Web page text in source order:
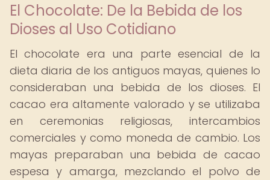
El Chocolate: De la Bebida de los
Dioses al Uso Cotidiano
El chocolate era una parte esencial de la
dieta diaria de los antiguos mayas, quienes lo
consideraban una bebida de los dioses. El
cacao era altamente valorado y se utilizaba
en ceremonias religiosas, intercambios
comerciales y como moneda de cambio. Los
mayas preparaban una bebida de cacao
espesa y amarga, mezclando el polvo de